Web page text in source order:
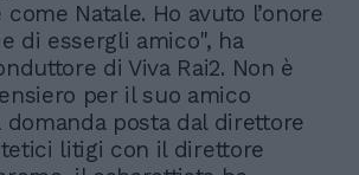
Natale. Ho avuto l’onore
di essergli amico", ha
di Viva Rai2. Non è
per il suo amico
domanda posta dal direttore
litigi con il direttore